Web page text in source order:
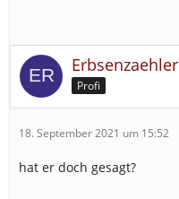
Erbsenzaehler
Profi
18. September 2021 um 15:52
hat er doch gesagt?